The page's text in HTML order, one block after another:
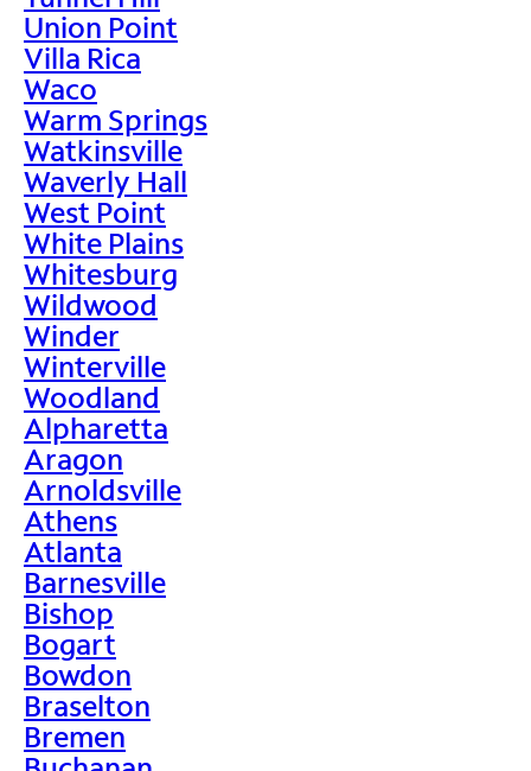
Union Point
Villa Rica
Waco
Warm Springs
Watkinsville
Waverly Hall
West Point
White Plains
Whitesburg
Wildwood
Winder
Winterville
Woodland
Alpharetta
Aragon
Arnoldsville
Athens
Atlanta
Barnesville
Bishop
Bogart
Bowdon
Braselton
Bremen